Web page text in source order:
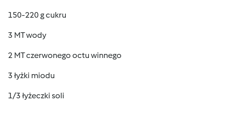
150-220 g cukru
3 MT wody
2 MT czerwonego octu winnego
3 łyżki miodu
1/3 łyżeczki soli